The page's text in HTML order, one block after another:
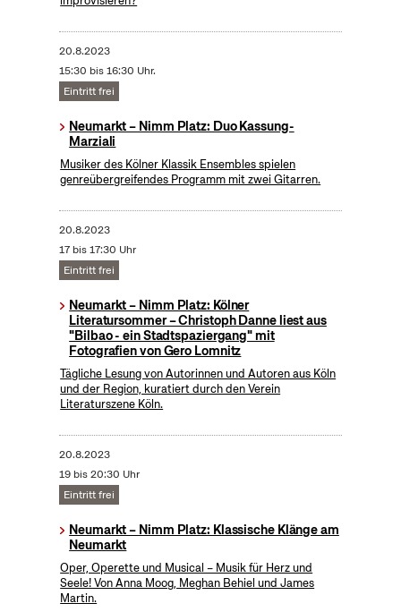
20.8.2023
15:30 bis 16:30 Uhr.
Eintritt frei
Neumarkt – Nimm Platz: Duo Kassung-
Marziali
Musiker des Kölner Klassik Ensembles spielen
genreübergreifendes Programm mit zwei Gitarren.
20.8.2023
17 bis 17:30 Uhr
Eintritt frei
Neumarkt – Nimm Platz: Kölner
Literatursommer – Christoph Danne liest aus
"Bilbao - ein Stadtspaziergang" mit
Fotografien von Gero Lomnitz
Tägliche Lesung von Autorinnen und Autoren aus Köln
und der Region, kuratiert durch den Verein
Literaturszene Köln.
20.8.2023
19 bis 20:30 Uhr
Eintritt frei
Neumarkt – Nimm Platz: Klassische Klänge am
Neumarkt
Oper, Operette und Musical – Musik für Herz und
Seele! Von Anna Moog, Meghan Behiel und James
Martin.